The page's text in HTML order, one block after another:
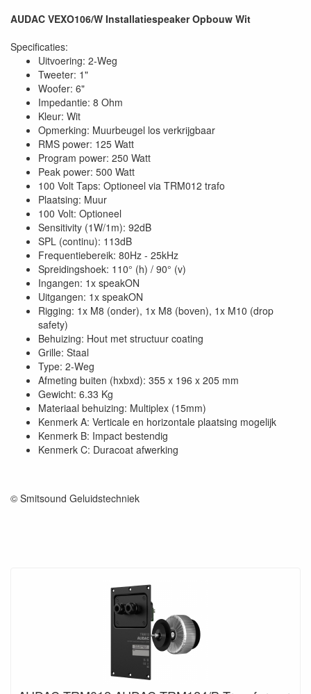
AUDAC VEXO106/W Installatiespeaker Opbouw Wit
Specificaties:
Uitvoering: 2-Weg
Tweeter: 1"
Woofer: 6"
Impedantie: 8 Ohm
Kleur: Wit
Opmerking: Muurbeugel los verkrijgbaar
RMS power: 125 Watt
Program power: 250 Watt
Peak power: 500 Watt
100 Volt Taps: Optioneel via TRM012 trafo
Plaatsing: Muur
100 Volt: Optioneel
Sensitivity (1W/1m): 92dB
SPL (continu): 113dB
Frequentiebereik: 80Hz - 25kHz
Spreidingshoek: 110° (h) / 90° (v)
Ingangen: 1x speakON
Uitgangen: 1x speakON
Rigging: 1x M8 (onder), 1x M8 (boven), 1x M10 (drop
safety)
Behuizing: Hout met structuur coating
Grille: Staal
Type: 2-Weg
Afmeting buiten (hxbxd): 355 x 196 x 205 mm
Gewicht: 6.33 Kg
Materiaal behuizing: Multiplex (15mm)
Kenmerk A: Verticale en horizontale plaatsing mogelijk
Kenmerk B: Impact bestendig
Kenmerk C: Duracoat afwerking
© Smitsound Geluidstechniek